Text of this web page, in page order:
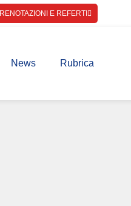
E REFERTI
News Rubrica